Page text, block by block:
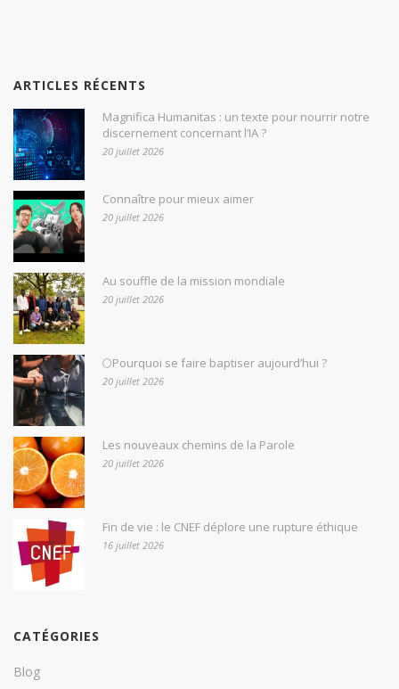
ARTICLES RÉCENTS
Magnifica Humanitas : un texte pour nourrir notre
discernement concernant l’IA ?
20 juillet 2026
Connaître pour mieux aimer
20 juillet 2026
Au souffle de la mission mondiale
20 juillet 2026
🌕Pourquoi se faire baptiser aujourd’hui ?
20 juillet 2026
Les nouveaux chemins de la Parole
20 juillet 2026
Fin de vie : le CNEF déplore une rupture éthique
16 juillet 2026
CATÉGORIES
Blog